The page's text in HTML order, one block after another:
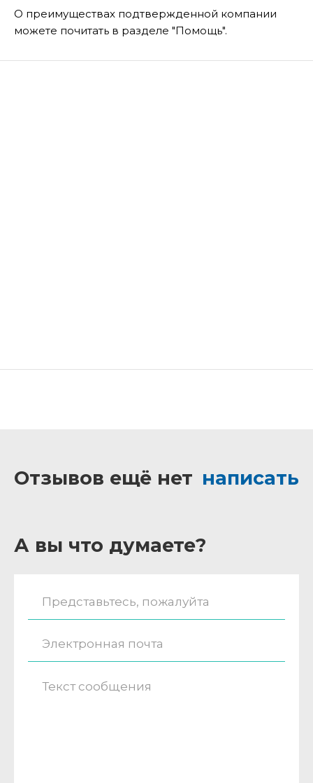
О преимуществах подтвержденной компании
можете почитать в разделе "Помощь".
Отзывов ещё нет написать
А вы что думаете?